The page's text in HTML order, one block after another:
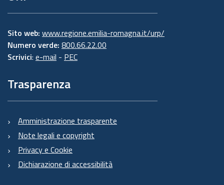
Sito web: www.regione.emilia-romagna.it/urp/
Numero verde: 800.66.22.00
Scrivici: e-mail - PEC
Trasparenza
Amministrazione trasparente
Note legali e copyright
Privacy e Cookie
Dichiarazione di accessibilità